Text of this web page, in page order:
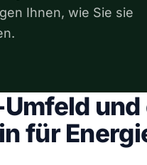
Ihnen, wie Sie sie
und
für